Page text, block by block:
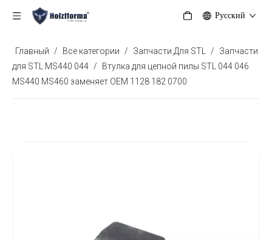
Pусский
Главный / Все категории / Запчасти Для STL /
Запчасти
для STL MS440 044 /
Втулка для цепной пилы STL 044 046
MS440 MS460 заменяет OEM 1128 182 0700